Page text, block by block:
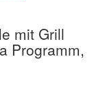
mit Grill
Programm,